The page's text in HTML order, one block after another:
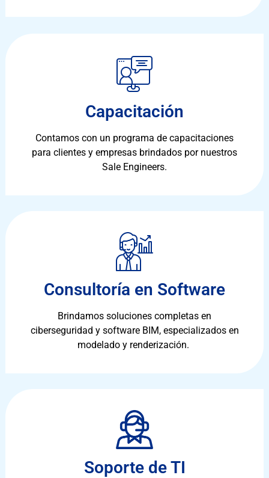
Capacitación
Contamos con un programa de capacitaciones
para clientes y empresas brindados por nuestros
Sale Engineers.
Consultoría en Software
Brindamos soluciones completas en
ciberseguridad y software BIM, especializados en
modelado y renderización.
Soporte de TI